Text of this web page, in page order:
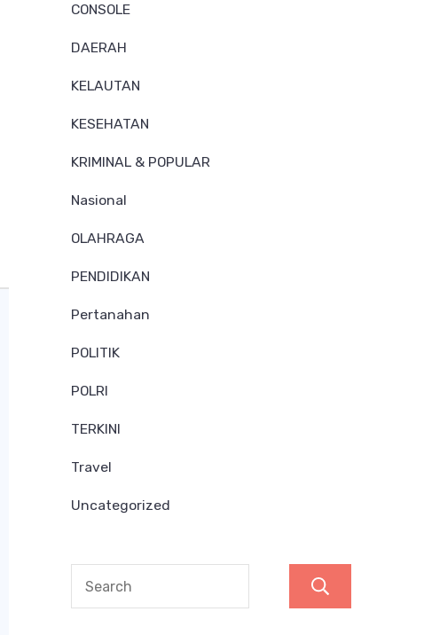
CONSOLE
DAERAH
KELAUTAN
KESEHATAN
KRIMINAL & POPULAR
Nasional
OLAHRAGA
PENDIDIKAN
Pertanahan
POLITIK
POLRI
TERKINI
Travel
Uncategorized